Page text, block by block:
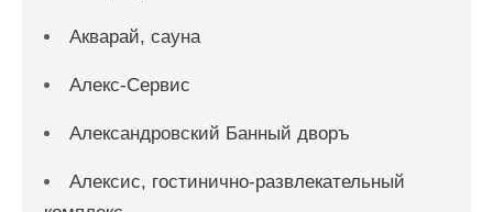
Акварай, сауна
Алекс-Сервис
Александровский Банный дворъ
Алексис, гостинично-развлекательный